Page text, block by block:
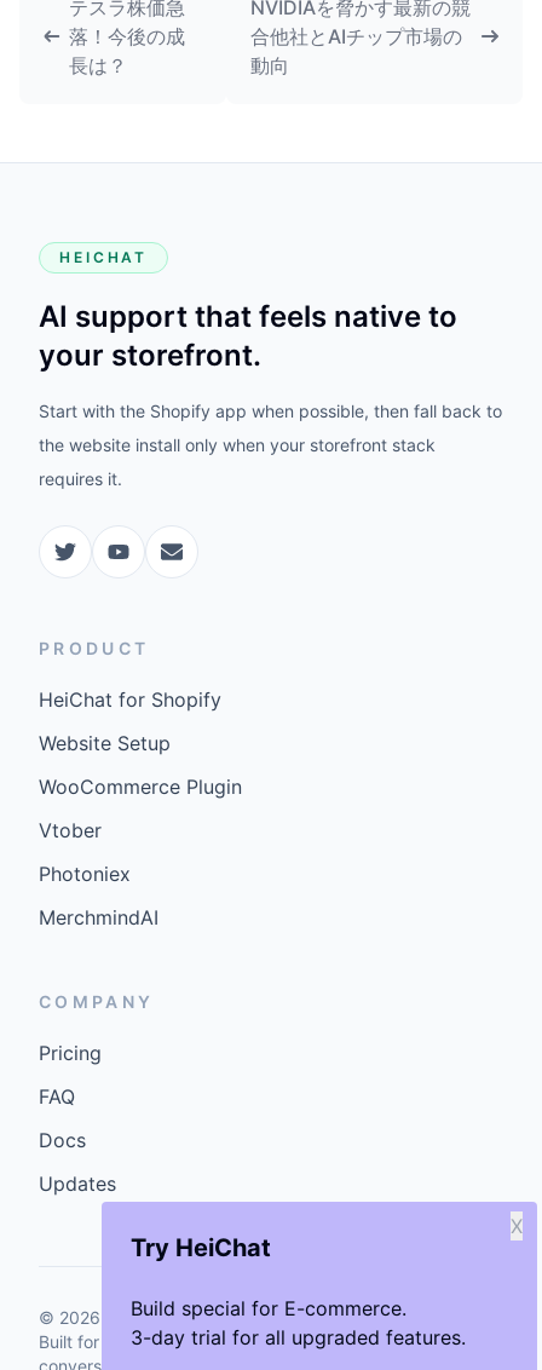
Try HeiChat
Build special for E-commerce.
3-day trial for all upgraded features.
X
テスラ株価急
落！今後の成
長は？
NVIDIAを脅かす最新の競
合他社とAIチップ市場の
動向
HEICHAT
AI support that feels native to
your storefront.
Start with the Shopify app when possible, then fall back to
the website install only when your storefront stack
requires it.
PRODUCT
HeiChat for Shopify
Website Setup
WooCommerce Plugin
Vtober
Photoniex
MerchmindAI
COMPANY
Pricing
FAQ
Docs
Updates
© 2026 GenCybers Inc. All rights reserved.
Built for storefronts that want faster answers and cleaner
conversions.